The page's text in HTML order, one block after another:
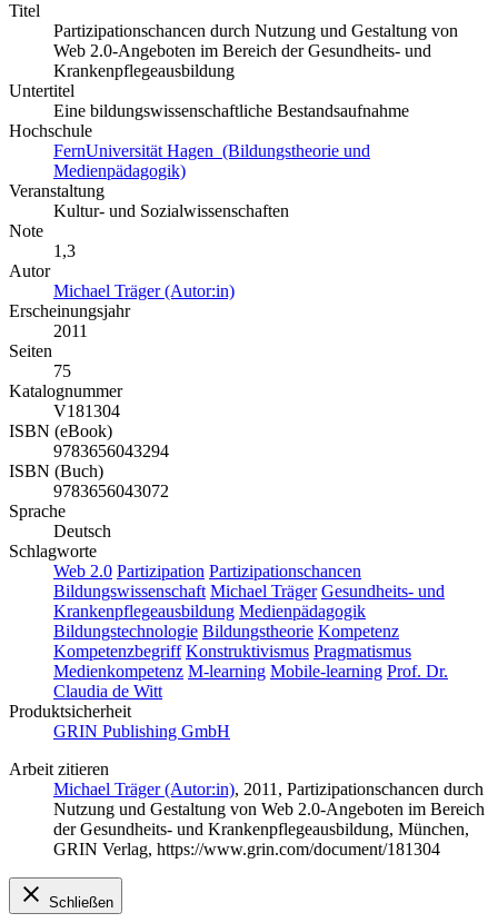
Titel
Partizipationschancen durch Nutzung und Gestaltung von
Web 2.0-Angeboten im Bereich der Gesundheits- und
Krankenpflegeausbildung
Untertitel
Eine bildungswissenschaftliche Bestandsaufnahme
Hochschule
FernUniversität Hagen (Bildungstheorie und
Medienpädagogik)
Veranstaltung
Kultur- und Sozialwissenschaften
Note
1,3
Autor
Michael Träger (Autor:in)
Erscheinungsjahr
2011
Seiten
75
Katalognummer
V181304
ISBN (eBook)
9783656043294
ISBN (Buch)
9783656043072
Sprache
Deutsch
Schlagworte
Web 2.0 Partizipation Partizipationschancen
Bildungswissenschaft Michael Träger Gesundheits- und
Krankenpflegeausbildung Medienpädagogik
Bildungstechnologie Bildungstheorie Kompetenz
Kompetenzbegriff Konstruktivismus Pragmatismus
Medienkompetenz M-learning Mobile-learning Prof. Dr.
Claudia de Witt
Produktsicherheit
GRIN Publishing GmbH
Arbeit zitieren
Michael Träger (Autor:in), 2011, Partizipationschancen durch
Nutzung und Gestaltung von Web 2.0-Angeboten im Bereich
der Gesundheits- und Krankenpflegeausbildung, München,
GRIN Verlag, https://www.grin.com/document/181304
Schließen